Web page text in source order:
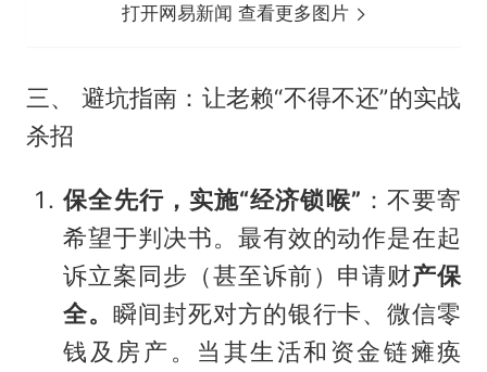
打开网易新闻 查看更多图片
三、 避坑指南：让老赖“不得不还”的实战
杀招
保全先行，实施“经济锁喉” ：不要寄
希望于判决书。最有效的动作是在起
诉立案同步（甚至诉前）申请财产保
全。瞬间封死对方的银行卡、微信零
钱及房产。当其生活和资金链瘫痪